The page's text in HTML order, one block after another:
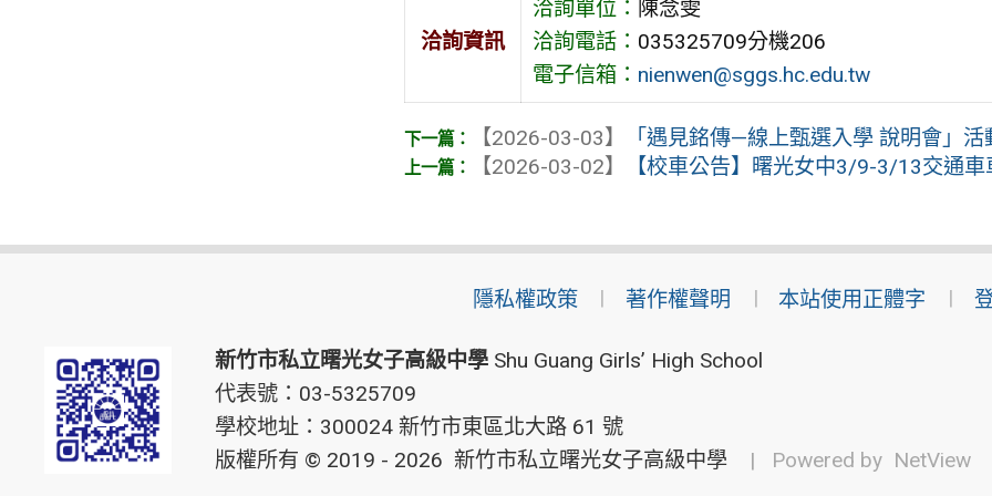
洽詢資訊
洽詢單位： 陳念雯
洽詢電話： 035325709分機206
電子信箱： nienwen@sggs.hc.edu.tw
【2026-03-03】
「遇見銘傳—線上甄選入學 說明會」活
【2026-03-02】
【校車公告】曙光女中3/9-3/13交通車
隱私權政策 著作權聲明 本站使用正體字
新竹市私立曙光女子高級中學Shu Guang Girls’ High School
代表號：03-5325709
學校地址：300024 新竹市東區北大路 61 號
版權所有 © 2019 - 2026 新竹市私立曙光女子高級中學 | Powered by NetView